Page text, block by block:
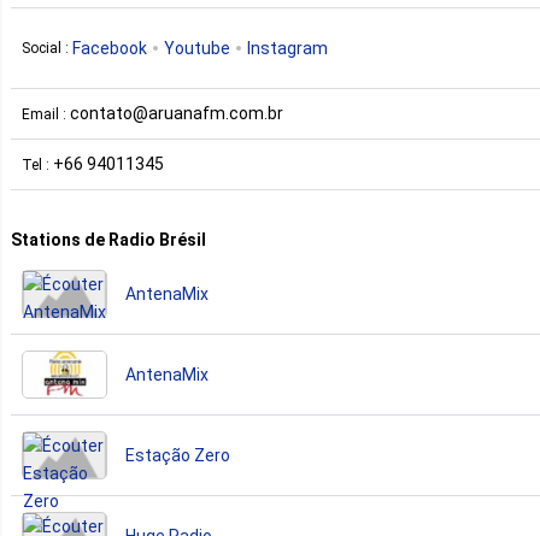
Social : Facebook Youtube Instagram
Email : contato@aruanafm.com.br
Tel : +66 94011345
Stations de Radio Brésil
AntenaMix
AntenaMix
Estação Zero